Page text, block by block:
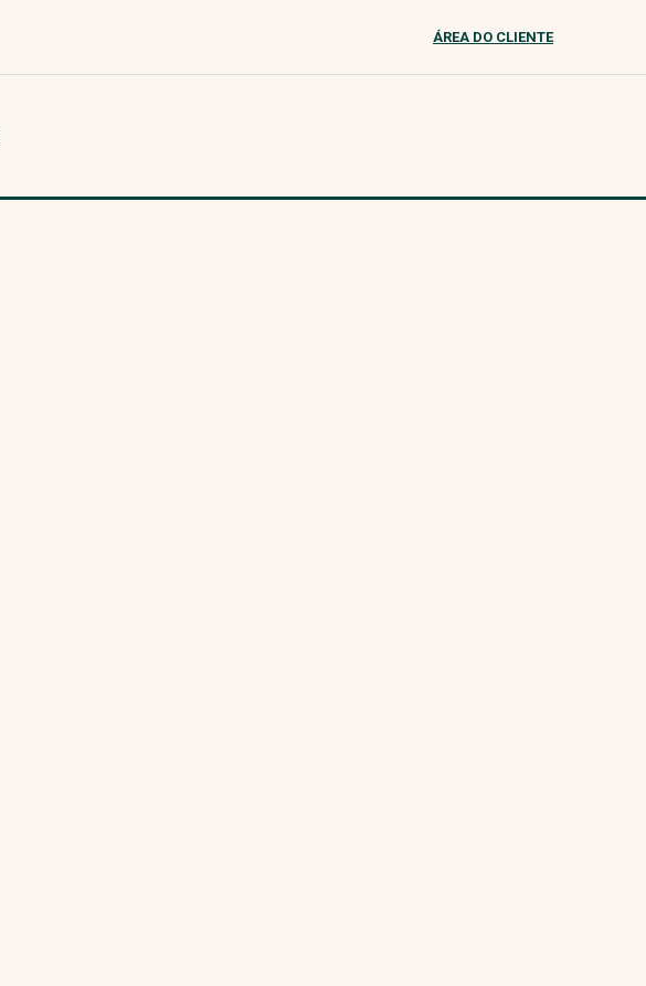
ÁREA DO CLIENTE